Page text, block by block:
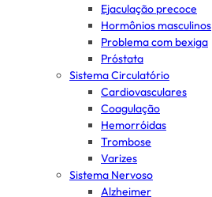
Ejaculação precoce
Hormônios masculinos
Problema com bexiga
Próstata
Sistema Circulatório
Cardiovasculares
Coagulação
Hemorróidas
Trombose
Varizes
Sistema Nervoso
Alzheimer